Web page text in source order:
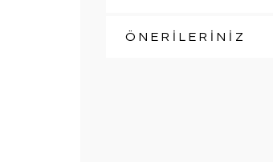
ÖNERİLERİNİZ